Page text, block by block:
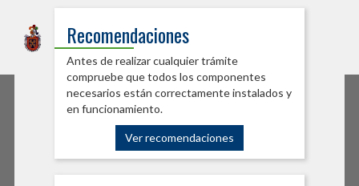
Sede Electrónica
Ayuntamiento de Burlada
Recomendaciones
Antes de realizar cualquier trámite
compruebe que todos los componentes
necesarios están correctamente instalados y
en funcionamiento.
Ver recomendaciones